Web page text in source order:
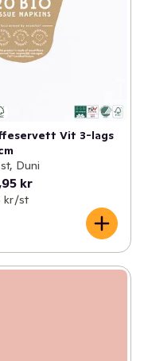
Vit 3-lags
Duni
kr
kr /st